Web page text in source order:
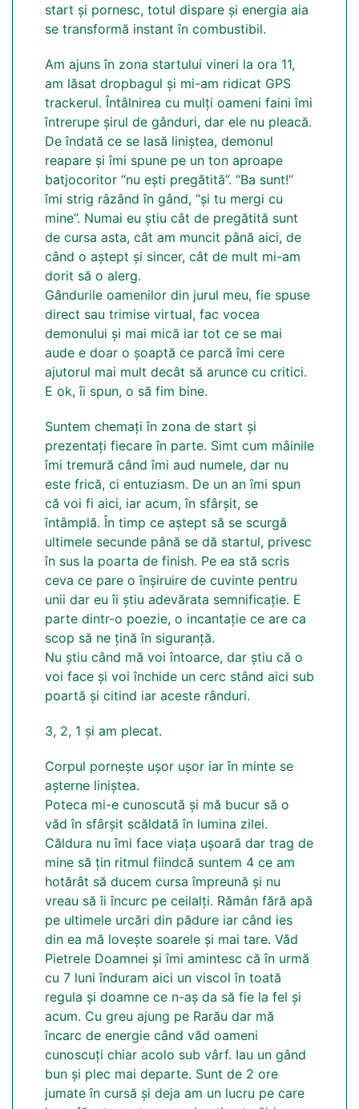
start și pornesc, totul dispare și energia aia
se transformă instant în combustibil.
Am ajuns în zona startului vineri la ora 11,
am lăsat dropbagul și mi-am ridicat GPS
trackerul. Întâlnirea cu mulți oameni faini îmi
întrerupe șirul de gânduri, dar ele nu pleacă.
De îndată ce se lasă liniștea, demonul
reapare și îmi spune pe un ton aproape
batjocoritor “nu ești pregătită”. “Ba sunt!”
îmi strig râzând în gând, “și tu mergi cu
mine”. Numai eu știu cât de pregătită sunt
de cursa asta, cât am muncit până aici, de
când o aștept și sincer, cât de mult mi-am
dorit să o alerg.
Gândurile oamenilor din jurul meu, fie spuse
direct sau trimise virtual, fac vocea
demonului și mai mică iar tot ce se mai
aude e doar o șoaptă ce parcă îmi cere
ajutorul mai mult decât să arunce cu critici.
E ok, îi spun, o să fim bine.
Suntem chemați în zona de start și
prezentați fiecare în parte. Simt cum mâinile
îmi tremură când îmi aud numele, dar nu
este frică, ci entuziasm. De un an îmi spun
că voi fi aici, iar acum, în sfârșit, se
întâmplă. În timp ce aștept să se scurgă
ultimele secunde până se dă startul, privesc
în sus la poarta de finish. Pe ea stă scris
ceva ce pare o înșiruire de cuvinte pentru
unii dar eu îi știu adevărata semnificație. E
parte dintr-o poezie, o incantație ce are ca
scop să ne țină în siguranță.
Nu știu când mă voi întoarce, dar știu că o
voi face și voi închide un cerc stând aici sub
poartă și citind iar aceste rânduri.
3, 2, 1 și am plecat.
Corpul pornește ușor ușor iar în minte se
așterne liniștea.
Poteca mi-e cunoscută și mă bucur să o
văd în sfârșit scăldată în lumina zilei.
Căldura nu îmi face viața ușoară dar trag de
mine să țin ritmul fiindcă suntem 4 ce am
hotărât să ducem cursa împreună și nu
vreau să îi încurc pe ceilalți. Rămân fără apă
pe ultimele urcări din pădure iar când ies
din ea mă lovește soarele și mai tare. Văd
Pietrele Doamnei și îmi amintesc că în urmă
cu 7 luni înduram aici un viscol în toată
regula și doamne ce n-aș da să fie la fel și
acum. Cu greu ajung pe Rarău dar mă
încarc de energie când văd oameni
cunoscuți chiar acolo sub vârf. Iau un gând
bun și plec mai departe. Sunt de 2 ore
jumate în cursă și deja am un lucru pe care